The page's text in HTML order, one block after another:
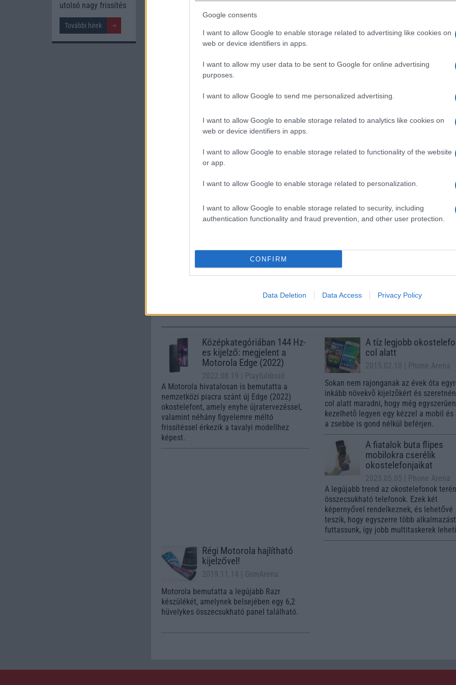
Google consents
I want to allow Google to enable storage related to advertising like cookies on
web or device identifiers in apps.
I want to allow my user data to be sent to Google for online advertising
purposes.
I want to allow Google to send me personalized advertising.
I want to allow Google to enable storage related to analytics like cookies on
web or device identifiers in apps.
I want to allow Google to enable storage related to functionality of the website
or app.
I want to allow Google to enable storage related to personalization.
I want to allow Google to enable storage related to security, including
authentication functionality and fraud prevention, and other user protection.
CONFIRM
Data Deletion Data Access Privacy Policy
A cikkhez kapcsolódó linkek:
Playfuldroid
Új és Használt GSM kiemelt ajánlatok
Középkategóriában 144 Hz-
es kijelző: megjelent a
Motorola Edge (2022)
2022.08.19
| Playfuldroid
A Motorola hivatalosan is bemutatta a
nemzetközi piacra szánt új Edge (2022)
okostelefont, amely enyhe újratervezéssel,
valamint néhány figyelemre méltó
frissítéssel érkezik a tavalyi modellhez
képest.
A tíz legjobb
col alatt
2015.02.10
| Phone Arena
Sokan nem rajonganak az évek óta
inkább növekvõ kijelzõkért és
col alatt maradni, hogy még egyszerûen
kezelhetõ legyen egy kézzel a mobil és
a zsebbe is gond nélkül beférjen.
A fiatalok buta flipes
mobilokra cserélik
okostelefonjaikat
2023.05.05
| Phone Arena
A legújabb trend az okostelefonok
összecsukható telefonok. Ezek két
képernyővel rendelkeznek, és lehetővé
teszik, hogy egyszerre több alkalmazást
futtassunk, így jobb multitaskerek
Régi Motorola hajlítható
kijelzővel!
2019.11.14
| GsmArena
Motorola bemutatta a legújabb Razr
készülékét, amelynek belsejében egy 6,2
hüvelykes összecsukható panel található.
utolsó nagy frissítés
További hírek